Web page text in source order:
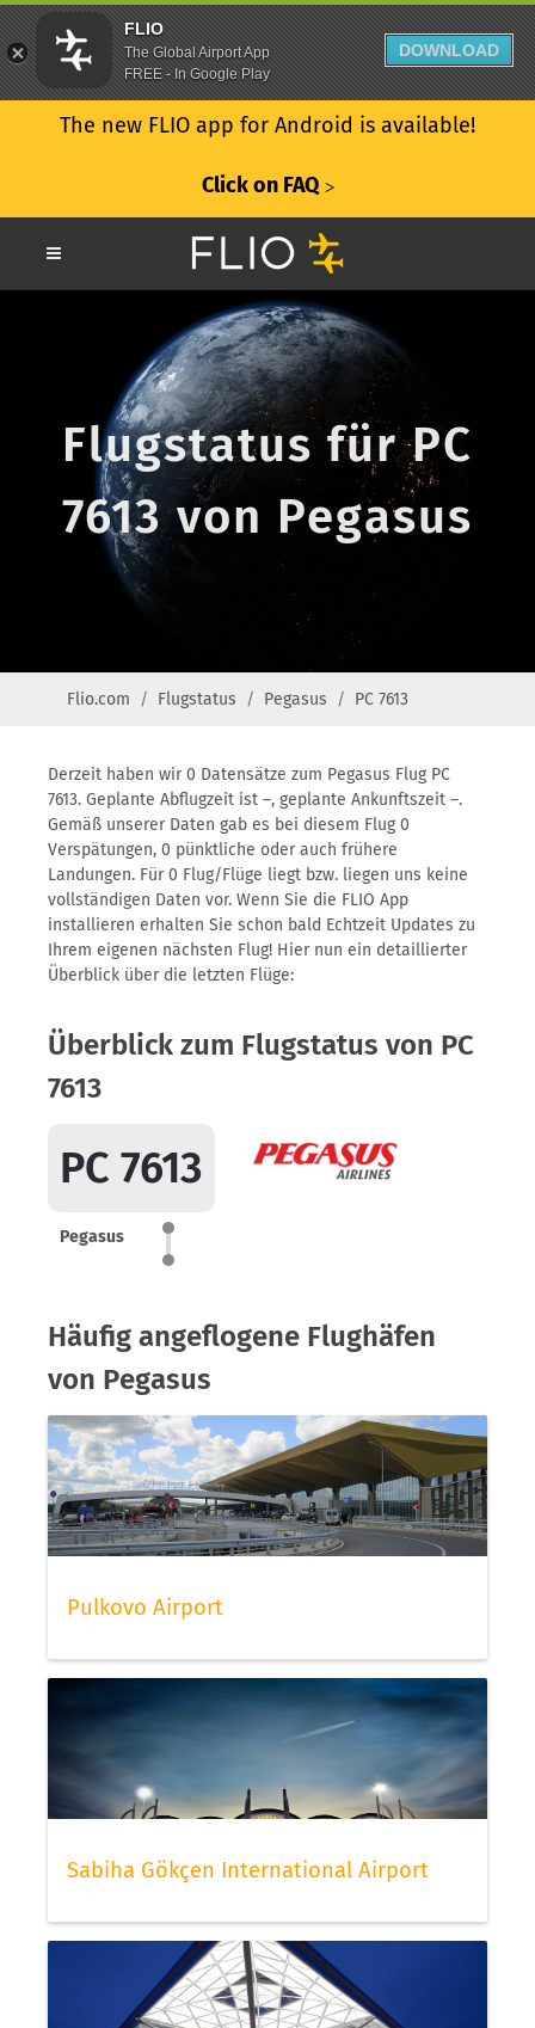
The new FLIO app for Android is available!
Click on FAQ ᐳ
Flugstatus für PC
7613 von Pegasus
Flio.com Flugstatus Pegasus PC 7613
Derzeit haben wir 0 Datensätze zum Pegasus Flug PC
7613. Geplante Abflugzeit ist –, geplante Ankunftszeit –.
Gemäß unserer Daten gab es bei diesem Flug 0
Verspätungen, 0 pünktliche oder auch frühere
Landungen. Für 0 Flug/Flüge liegt bzw. liegen uns keine
vollständigen Daten vor. Wenn Sie die FLIO App
installieren erhalten Sie schon bald Echtzeit Updates zu
Ihrem eigenen nächsten Flug! Hier nun ein detaillierter
Überblick über die letzten Flüge:
Überblick zum Flugstatus von PC
7613
PC 7613
Pegasus
Häufig angeflogene Flughäfen
von Pegasus
Pulkovo Airport
Sabiha Gökçen International Airport
FLIO
The Global Airport App
FREE - In Google Play
DOWNLOAD